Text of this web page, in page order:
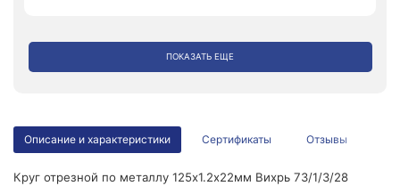
ПОКАЗАТЬ ЕЩЕ
Описание и характеристики Сертификаты Отзывы
Круг отрезной по металлу 125х1.2х22мм Вихрь 73/1/3/28